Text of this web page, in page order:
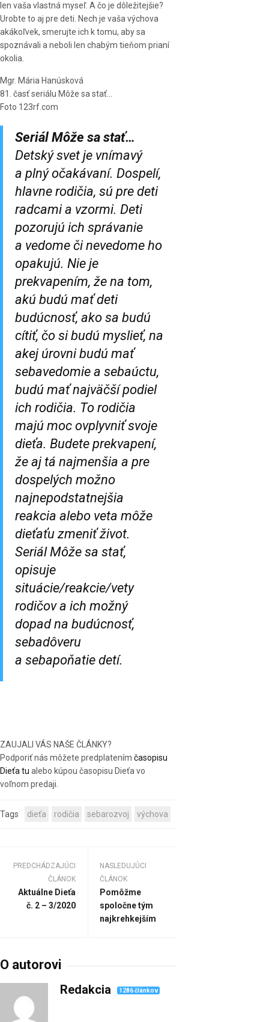
len vaša vlastná myseľ. A čo je dôležitejšie?
Urobte to aj pre deti. Nech je vaša výchova
akákoľvek, smerujte ich k tomu, aby sa
spoznávali a neboli len chabým tieňom prianí
okolia.
Mgr. Mária Hanúsková
81. časť seriálu Môže sa stať…
Foto 123rf.com
Seriál Môže sa stať…
Detský svet je vnímavý
a plný očakávaní. Dospelí,
hlavne rodičia, sú pre deti
radcami a vzormi. Deti
pozorujú ich správanie
a vedome či nevedome ho
opakujú. Nie je
prekvapením, že na tom,
akú budú mať deti
budúcnosť, ako sa budú
cítiť, čo si budú myslieť, na
akej úrovni budú mať
sebavedomie a sebaúctu,
budú mať najväčší podiel
ich rodičia. To rodičia
majú moc ovplyvniť svoje
dieťa. Budete prekvapení,
že aj tá najmenšia a pre
dospelých možno
najnepodstatnejšia
reakcia alebo veta môže
dieťaťu zmeniť život.
SeriálMôže sa stať,
opisuje
situácie/reakcie/vety
rodičov a ich možný
dopad na budúcnosť,
sebadôveru
a sebapoňatie detí.
ZAUJALI VÁS NAŠE ČLÁNKY?
Podporiť nás môžete predplatením časopisu
Dieťa tu alebo kúpou časopisu Dieťa vo
voľnom predaji.
Tags dieťa rodičia sebarozvoj výchova
PREDCHÁDZAJÚCI
ČLÁNOK
Aktuálne Dieťa
č. 2 – 3/2020
NASLEDUJÚCI
ČLÁNOK
Pomôžme
spoločne tým
najkrehkejším
O autorovi
Redakcia 1286 článkov